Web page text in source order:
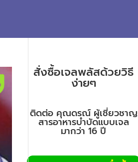
สั่งซื้อเจลพลัสด้วยวิธี
ง่ายๆ
ติดต่อ คุณดรณ์ ผู้เชี่ยวชาญ
สารอาหารบำบัดแบบเจล
มากว่า 16 ปี